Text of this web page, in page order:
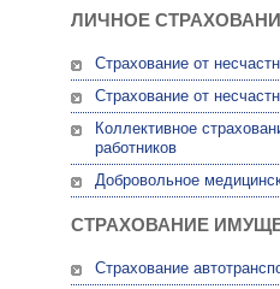
ЛИЧНОЕ
Страхование от
Страхование от
Коллективное
работников
Добровольное
СТРАХОВАНИЕ
Страхование